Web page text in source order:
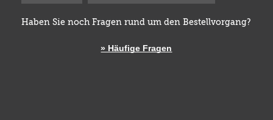
Haben Sie noch Fragen rund um den Bestellvorgang?
» Häufige Fragen